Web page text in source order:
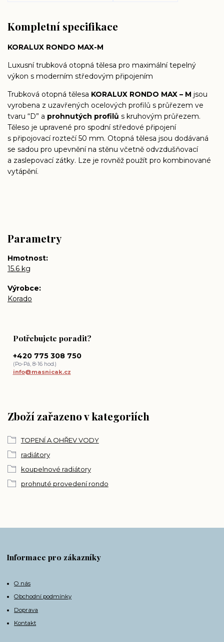
Kompletní specifikace
KORALUX RONDO MAX-M
Luxusní trubková otopná tělesa pro maximální tepelný
výkon s moderním středovým připojením
Trubková otopná tělesa KORALUX RONDO MAX – M jsou
vyrobena z uzavřených ocelových profilů s průřezem ve
tvaru “D” a prohnutých profilů s kruhovým průřezem.
Těleso je upravené pro spodní středové připojení
s připojovací roztečí 50 mm. Otopná tělesa jsou dodávaná
se sadou pro upevnění na stěnu včetně odvzdušňovací
a zaslepovací zátky. Lze je rovněž použít pro kombinované
vytápění.
Parametry
Hmotnost
15.6 kg
Výrobce
Korado
Zboží zařazeno v kategoriích
TOPENÍ A OHŘEV VODY
radiátory
koupelnové radiátory
prohnuté provedení rondo
Potřebujete poradit?
+420 775 308 750
(Po-Pá, 8-16 hod.)
info@masnicak.cz
Informace pro zákazníky
O nás
Obchodní podmínky
Doprava
Kontakt